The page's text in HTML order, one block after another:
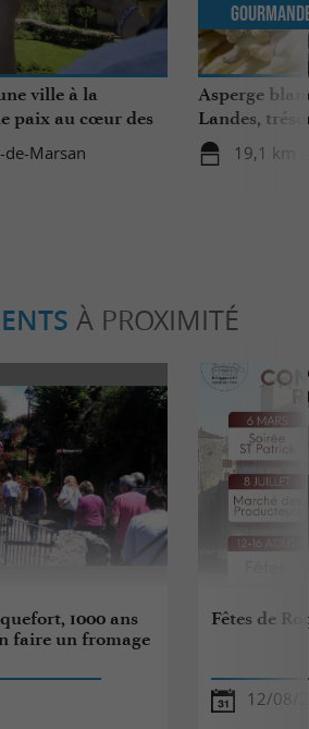
ville à la
paix au cœur des
Marsan
Asperge
Landes,
région
19,1 km
À PROXIMITÉ
1000 ans
faire un fromage
Fêtes de
12/08/